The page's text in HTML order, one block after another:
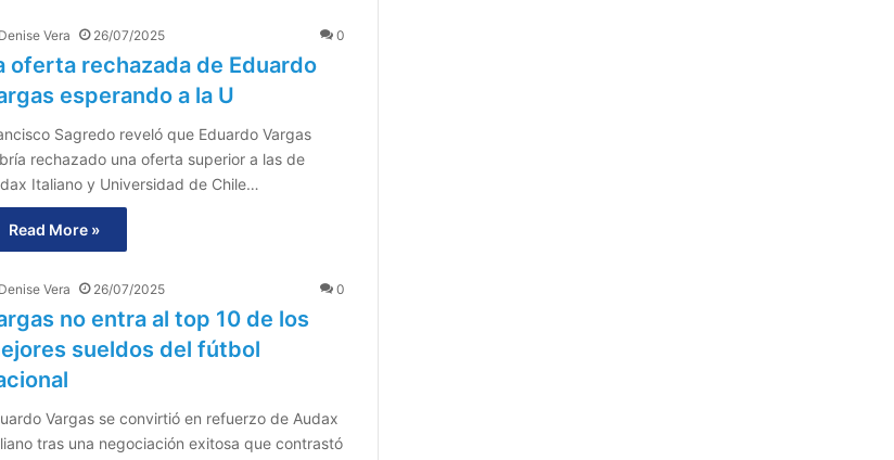
Denise Vera 26/07/2025 0
oferta rechazada de Eduardo
esperando a la U
Sagredo reveló que Eduardo Vargas
rechazado una oferta superior a las de
Italiano y Universidad de Chile…
Read More »
Denise Vera 26/07/2025 0
no entra al top 10 de los
sueldos del fútbol
Vargas se convirtió en refuerzo de Audax
tras una negociación exitosa que contrastó